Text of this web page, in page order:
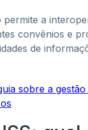
permite a
convênios e
de
sobre a